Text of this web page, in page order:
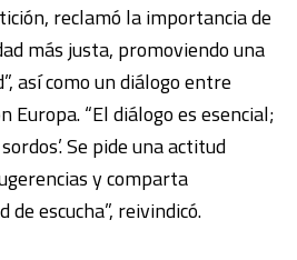
reclamó la importancia de
más justa, promoviendo una
así como un diálogo entre
Europa. “El diálogo es esencial;
Se pide una actitud
y comparta
de escucha”, reivindicó.